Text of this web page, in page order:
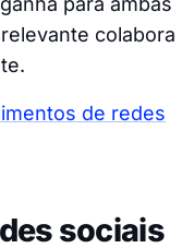
colabora
de redes
sociais